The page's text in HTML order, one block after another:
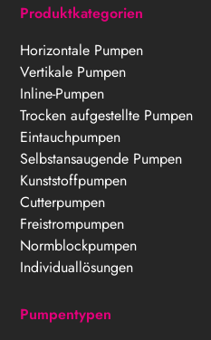
Produktkategorien
Horizontale Pumpen
Vertikale Pumpen
Inline-Pumpen
Trocken aufgestellte Pumpen
Eintauchpumpen
Selbstansaugende Pumpen
Kunststoffpumpen
Cutterpumpen
Freistrompumpen
Normblockpumpen
Individuallösungen
Pumpentypen